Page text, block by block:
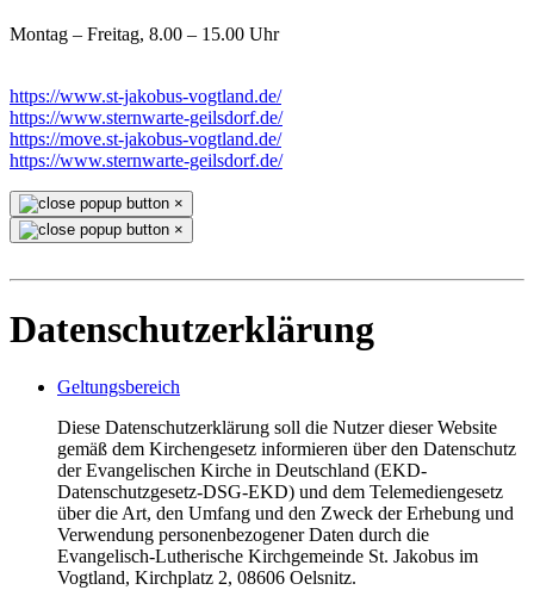
Montag – Freitag, 8.00 – 15.00 Uhr
https://www.st-jakobus-vogtland.de/
https://www.sternwarte-geilsdorf.de/
https://move.st-jakobus-vogtland.de/
https://www.sternwarte-geilsdorf.de/
×
×
Datenschutzerklärung
Geltungsbereich
Diese Datenschutzerklärung soll die Nutzer dieser Website
gemäß dem Kirchengesetz informieren über den Datenschutz
der Evangelischen Kirche in Deutschland (EKD-
Datenschutzgesetz-DSG-EKD) und dem Telemediengesetz
über die Art, den Umfang und den Zweck der Erhebung und
Verwendung personenbezogener Daten durch die
Evangelisch-Lutherische Kirchgemeinde St. Jakobus im
Vogtland, Kirchplatz 2, 08606 Oelsnitz.